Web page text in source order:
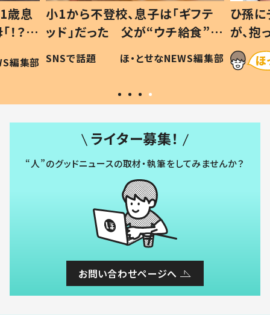
歳息
？」
編集部
小1から不登校、息子は「ギフテ
ッド」だった 父が“ウチ給食”を
作り続ける理由とは #令和の親
#令和の子
SNSで話題 ほ・とせなNEWS編集部
ひ孫
が、
「涙が
い」
ライター募集！
“人”のグッドニュースの取材・執筆をしてみませんか？
お問い合わせページへ